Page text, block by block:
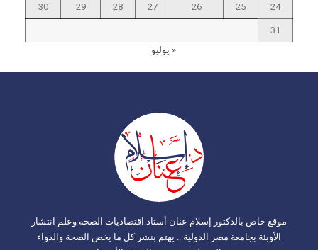
24
25
26
27
28
29
30
31
« يوليو
موقع خاص بالدكتور إسلام عنان أستاذ اقتصاديات الصحة وعلم انتشار
الأوبئة بجامعة مصر الدولية .. يهتم بنشر كل ما يخص الصحة والدواء